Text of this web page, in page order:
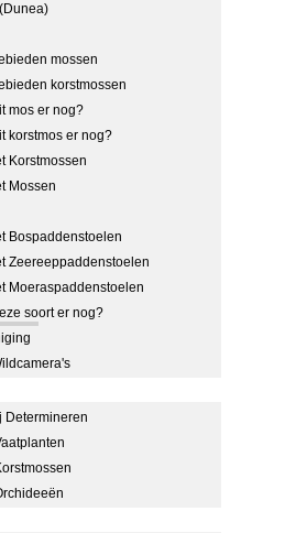
mossen
korstmossen
mos er nog?
korstmos er nog?
Korstmossen
Mossen
Bospaddenstoelen
Zeereeppaddenstoelen
Moeraspaddenstoelen
soort er nog?
Determineren